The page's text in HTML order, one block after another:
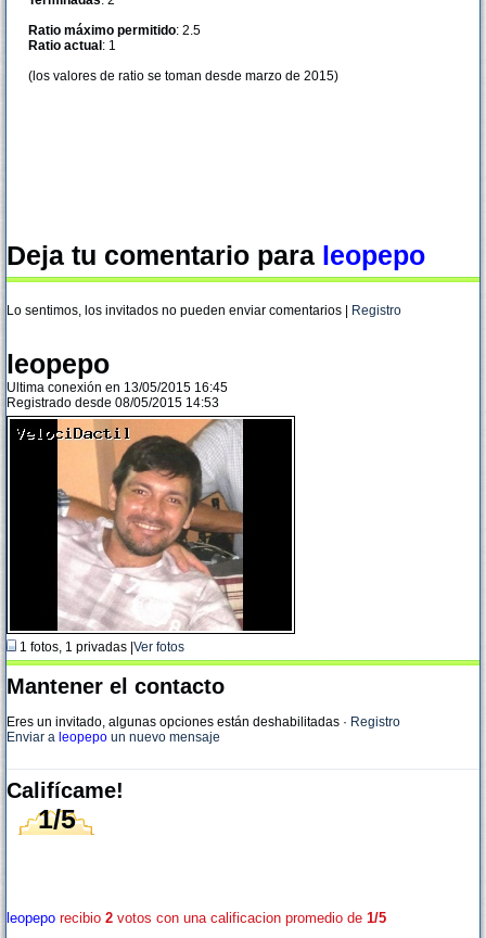
Ratio máximo permitido: 2.5
Ratio actual : 1
(los valores de ratio se toman desde marzo de 2015)
Deja tu comentario para leopepo
Lo sentimos, los invitados no pueden enviar comentarios | Registro
leopepo
Ultima conexión en 13/05/2015 16:45
Registrado desde 08/05/2015 14:53
1 fotos, 1 privadas | Ver fotos
Mantener el contacto
Eres un invitado, algunas opciones están deshabilitadas · Registro
Enviar a leopepo un nuevo mensaje
Califícame!
1/5
leopepo recibio 2 votos con una calificacion promedio de 1/5